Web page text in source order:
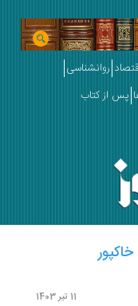
روانشناسی
پس از کتاب
11 تیر 1403